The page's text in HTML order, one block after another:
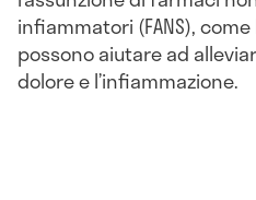
infiammatori (FANS),
possono aiutare ad
dolore e l’infiammazione.